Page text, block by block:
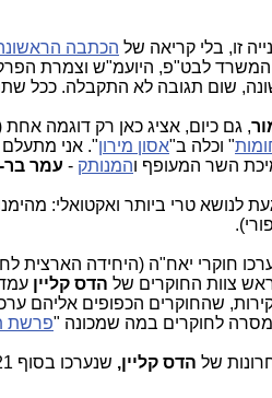
זו, בלי קריאה של הכתבה
לבט"פ, היועמ"ש וצמרת
שום תגובה לא התקבלה. ככל
, גם כיום, אציג כאן רק דוגמה
" וכלה ב"אסון מירון". אני מתעלם
השר המעופף והמנותק - עמר
לנושא טרי ביותר ואקטואלי:
הדס קליין
שהחוקרים הכפופים אליהם ערכו
מסרה לחוקרים במה שמכונה "פרשת
הדס קליין, שנערכו בסוף 2021 (אוקטובר - נובמבר 2021)